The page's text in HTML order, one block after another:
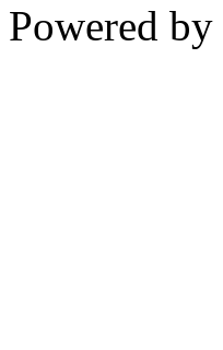
Powered by